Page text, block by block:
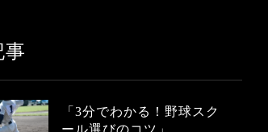
事
「3分でわかる！野球スク
ール選びのコツ」